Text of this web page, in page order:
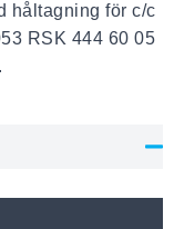
håltagning för c/c
RSK 444 60 05